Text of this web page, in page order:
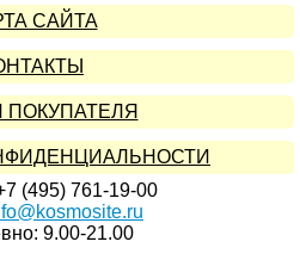
САЙТА
ПОКУПАТЕЛЯ
(495) 761-19-00
9.00-21.00